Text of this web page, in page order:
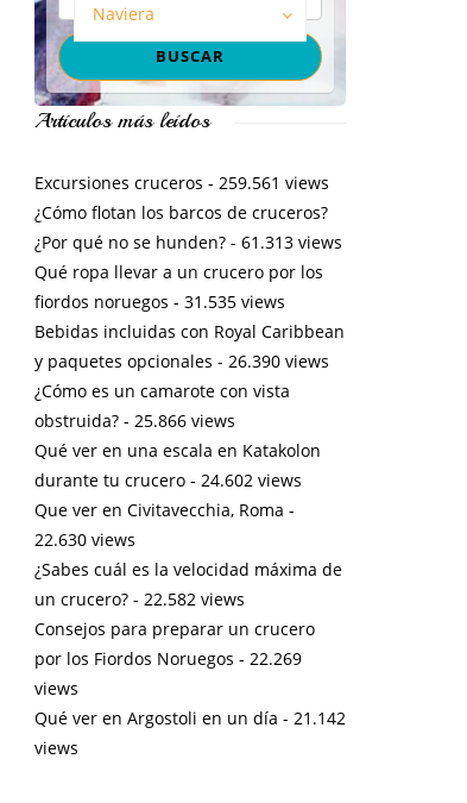
Naviera
Artículos más leídos
Excursiones cruceros - 259.561 views
¿Cómo flotan los barcos de cruceros?
¿Por qué no se hunden?- 61.313 views
Qué ropa llevar a un crucero por los
fiordos noruegos - 31.535 views
Bebidas incluidas con Royal Caribbean
y paquetes opcionales - 26.390 views
¿Cómo es un camarote con vista
obstruida?- 25.866 views
Qué ver en una escala en Katakolon
durante tu crucero- 24.602 views
Que ver en Civitavecchia, Roma -
22.630 views
¿Sabes cuál es la velocidad máxima de
un crucero?- 22.582 views
Consejos para preparar un crucero
por los Fiordos Noruegos - 22.269
views
Qué ver en Argostoli en un día - 21.142
views